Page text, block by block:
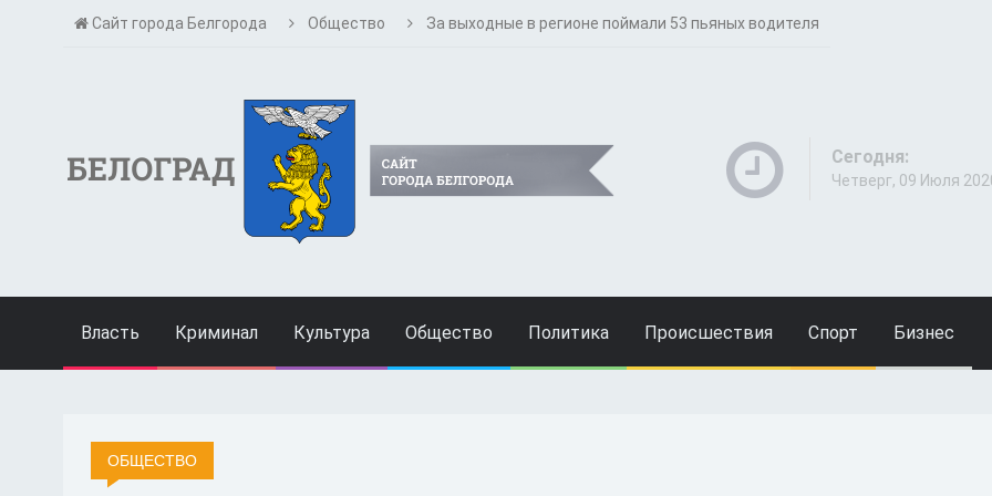
Сайт города Белгорода Общество За выходные в регионе поймали 53 пьяных водителя
Сегодня:
Четверг, 09 Июля
Власть Криминал Культура Общество Политика Происшествия Спорт Бизнес
ОБЩЕСТВО